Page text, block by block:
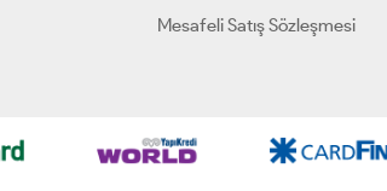
Mesafeli Satış Sözleşmesi